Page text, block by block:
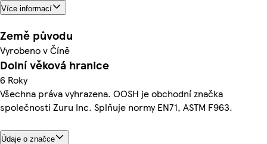
Více informací
Země původu
Vyrobeno v Číně
Dolní věková hranice
6 Roky
Všechna práva vyhrazena. OOSH je obchodní značka
společnosti Zuru Inc. Splňuje normy EN71, ASTM F963.
Údaje o značce